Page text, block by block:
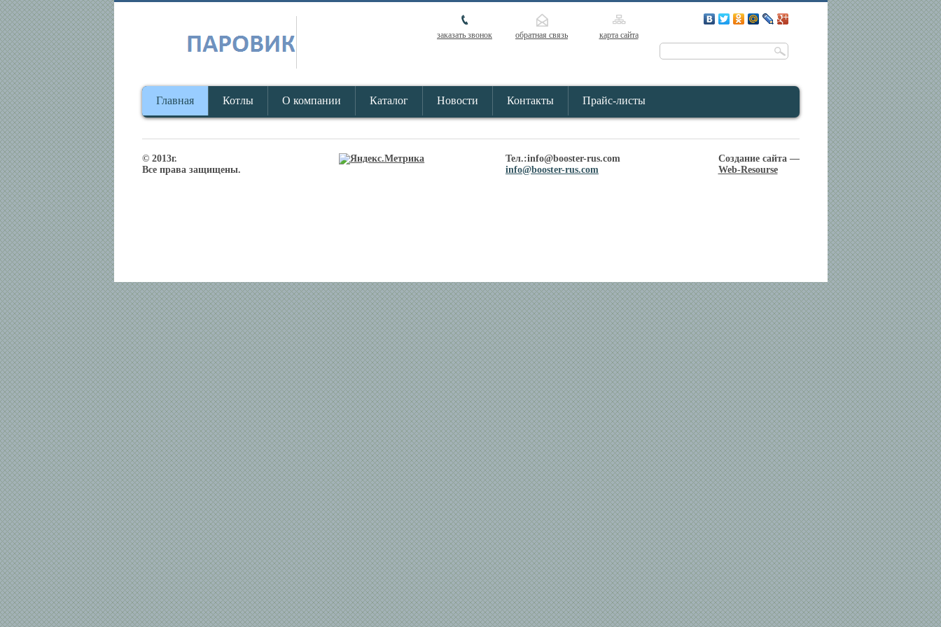
заказать звонок обратная связь карта сайта
Главная Котлы О компании Каталог Новости Контакты Прайс-листы
© 2013г.
Все права защищены.
Тел.:info@booster-rus.com
info@booster-rus.com
Создание сайта —
Web-Resourse